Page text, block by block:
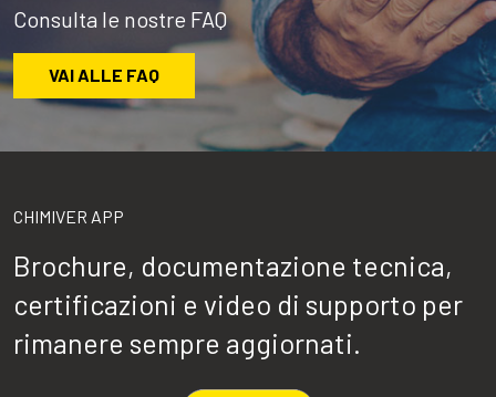
Consulta le nostre FAQ
VAI ALLE FAQ
CHIMIVER APP
Brochure, documentazione tecnica,
certificazioni e video di supporto per
rimanere sempre aggiornati.